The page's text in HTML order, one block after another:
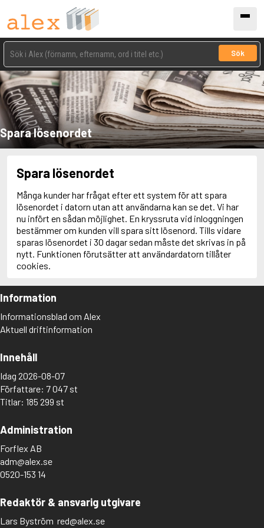
Sök
Spara lösenordet
Spara lösenordet
Många kunder har frågat efter ett system för att spara
lösenordet i datorn utan att användarna kan se det. Vi har
nu infört en sådan möjlighet. En kryssruta vid inloggningen
bestämmer om kunden vill spara sitt lösenord. Tills vidare
sparas lösenordet i 30 dagar sedan måste det skrivas in på
nytt. Funktionen förutsätter att användardatorn tillåter
cookies.
Information
Informationsblad om Alex
Aktuell driftinformation
Innehåll
Idag 2026-08-07
Författare: 7 047 st
Titlar: 185 299 st
Administration
Forflex AB
adm@alex.se
0520-153 14
Redaktör & ansvarig utgivare
Lars Byström red@alex.se